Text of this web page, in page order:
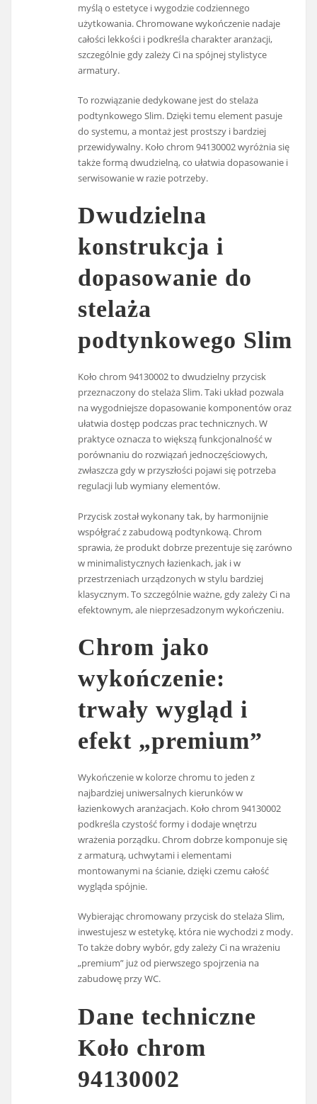
myślą o estetyce i wygodzie codziennego
użytkowania. Chromowane wykończenie nadaje
całości lekkości i podkreśla charakter aranżacji,
szczególnie gdy zależy Ci na spójnej stylistyce
armatury.
To rozwiązanie dedykowane jest do stelaża
podtynkowego Slim. Dzięki temu element pasuje
do systemu, a montaż jest prostszy i bardziej
przewidywalny. Koło chrom 94130002 wyróżnia się
także formą dwudzielną, co ułatwia dopasowanie i
serwisowanie w razie potrzeby.
Dwudzielna
konstrukcja i
dopasowanie do
stelaża
podtynkowego Slim
Koło chrom 94130002 to dwudzielny przycisk
przeznaczony do stelaża Slim. Taki układ pozwala
na wygodniejsze dopasowanie komponentów oraz
ułatwia dostęp podczas prac technicznych. W
praktyce oznacza to większą funkcjonalność w
porównaniu do rozwiązań jednoczęściowych,
zwłaszcza gdy w przyszłości pojawi się potrzeba
regulacji lub wymiany elementów.
Przycisk został wykonany tak, by harmonijnie
współgrać z zabudową podtynkową. Chrom
sprawia, że produkt dobrze prezentuje się zarówno
w minimalistycznych łazienkach, jak i w
przestrzeniach urządzonych w stylu bardziej
klasycznym. To szczególnie ważne, gdy zależy Ci na
efektownym, ale nieprzesadzonym wykończeniu.
Chrom jako
wykończenie:
trwały wygląd i
efekt „premium”
Wykończenie w kolorze chromu to jeden z
najbardziej uniwersalnych kierunków w
łazienkowych aranżacjach. Koło chrom 94130002
podkreśla czystość formy i dodaje wnętrzu
wrażenia porządku. Chrom dobrze komponuje się
z armaturą, uchwytami i elementami
montowanymi na ścianie, dzięki czemu całość
wygląda spójnie.
Wybierając chromowany przycisk do stelaża Slim,
inwestujesz w estetykę, która nie wychodzi z mody.
To także dobry wybór, gdy zależy Ci na wrażeniu
„premium” już od pierwszego spojrzenia na
zabudowę przy WC.
Dane techniczne
Koło chrom
94130002